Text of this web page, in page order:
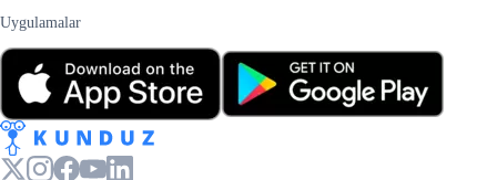
Uygulamalar